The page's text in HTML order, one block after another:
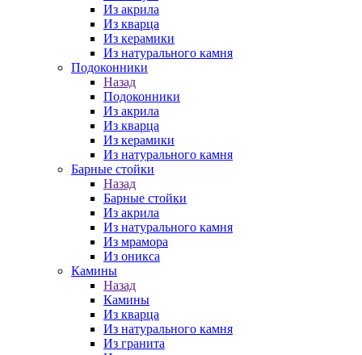
Из акрила
Из кварца
Из керамики
Из натурального камня
Подоконники
Назад
Подоконники
Из акрила
Из кварца
Из керамики
Из натурального камня
Барные стойки
Назад
Барные стойки
Из акрила
Из натурального камня
Из мрамора
Из оникса
Камины
Назад
Камины
Из кварца
Из натурального камня
Из гранита